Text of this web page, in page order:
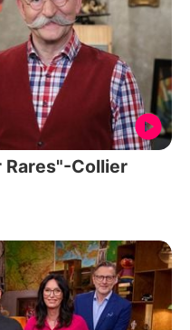
Collier